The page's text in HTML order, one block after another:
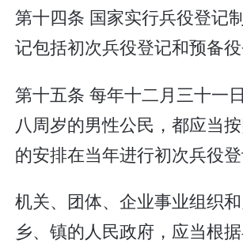
第十四条 国家实行兵役登记
记包括初次兵役登记和预备役
第十五条 每年十二月三十一
八周岁的男性公民，都应当
的安排在当年进行初次兵役登
机关、团体、企业事业组织
乡、镇的人民政府，应当根